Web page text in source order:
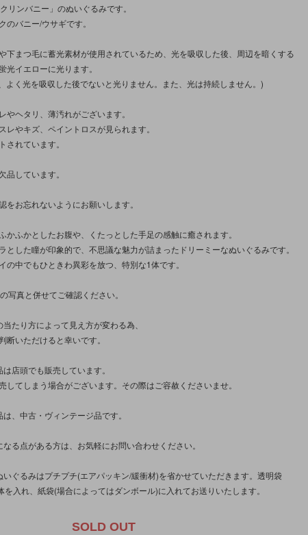
リンバニー」のぬいぐるみです。
のバニー/ウサギです。
下まつ毛に蓄光素材が使用されているため、光を吸収した後、周辺を暗くする
光イエローに光ります。
よく光を吸収した後でないと光りません。また、光は持続しません。)
やヘタリ、薄汚れがございます。
レやキズ、ペイントロスが見られます。
されています。
品しています。
をお忘れないようにお願いします。
かふかとしたお腹や、くたっとした手足の感触に癒されます。
とした瞳が印象的で、不思議な魅力が詰まったドリーミーなぬいぐるみです。
の中でもひときわ異彩を放つ、特別な1体です。
写真と併せてご確認ください。
たり方によって見え方が変わる為、
断いただけると幸いです。
は店頭でも販売しています。
してしまう場合がございます。その際はご容赦くださいませ。
は、中古・ヴィンテージ品です。
なる点がある方は、お気軽にお問い合わせください。
いぐるみはプチプチ(エアパッキン/緩衝材)を省かせていただきます。透明袋
を入れ、紙袋(場合によってはダンボール)に入れてお送りいたします。
SOLD OUT